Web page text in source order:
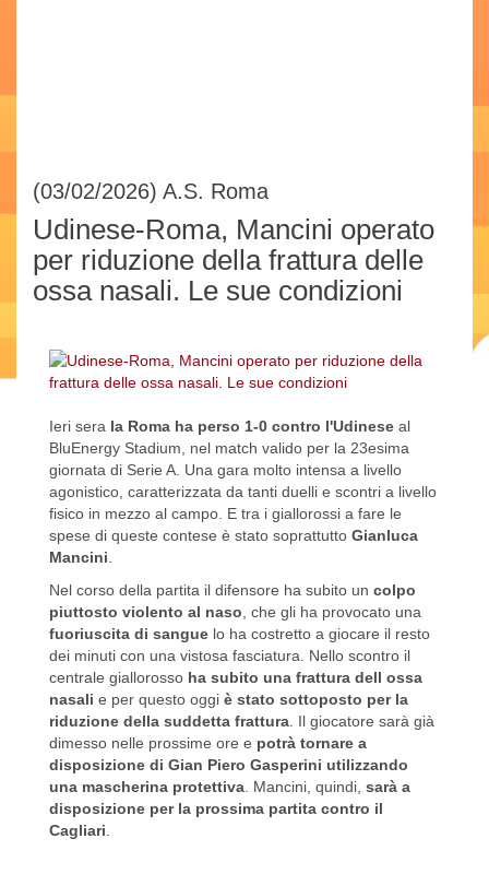
(03/02/2026) A.S. Roma
Udinese-Roma, Mancini operato
per riduzione della frattura delle
ossa nasali. Le sue condizioni
Ieri sera la Roma ha perso 1-0 contro l'Udinese al
BluEnergy Stadium, nel match valido per la 23esima
giornata di Serie A. Una gara molto intensa a livello
agonistico, caratterizzata da tanti duelli e scontri a livello
fisico in mezzo al campo. E tra i giallorossi a fare le
spese di queste contese è stato soprattutto Gianluca
Mancini.
Nel corso della partita il difensore ha subito un colpo
piuttosto violento al naso, che gli ha provocato una
fuoriuscita di sangue lo ha costretto a giocare il resto
dei minuti con una vistosa fasciatura. Nello scontro il
centrale giallorosso ha subito una frattura dell ossa
nasali e per questo oggi è stato sottoposto per la
riduzione della suddetta frattura. Il giocatore sarà già
dimesso nelle prossime ore e potrà tornare a
disposizione di Gian Piero Gasperini utilizzando
una mascherina protettiva. Mancini, quindi, sarà a
disposizione per la prossima partita contro il
Cagliari.